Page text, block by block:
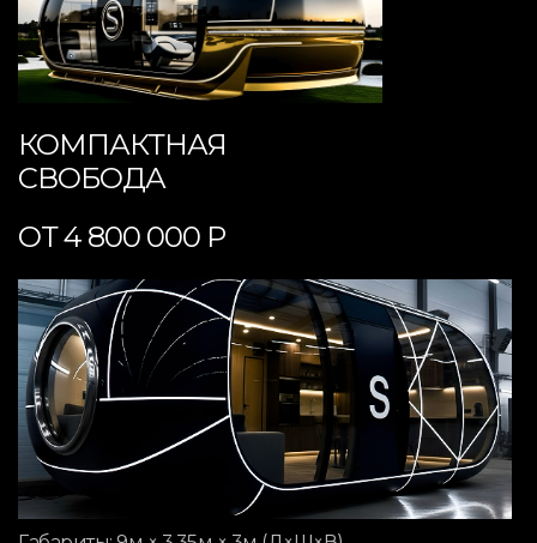
КОМПАКТНАЯ
СВОБОДА
ОТ 4 800 000 Р